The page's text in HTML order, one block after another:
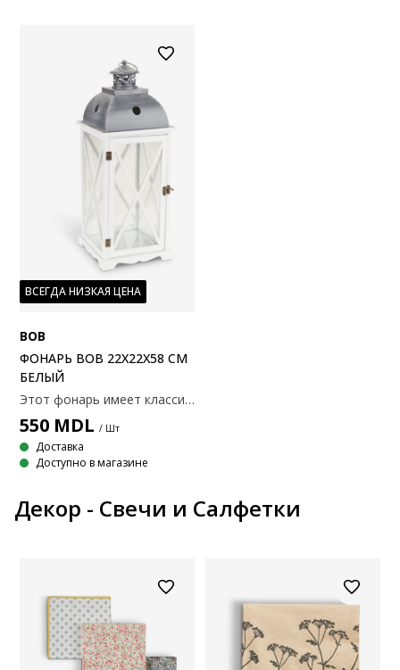
ВСЕГДА НИЗКАЯ ЦЕНА
BOB
ФОНАРЬ BOB 22Х22X58 СМ
БЕЛЫЙ
Этот фонарь имеет классическую белую раму со стеклянными панелями, дополненную декоративной серой металлической крышкой. Откройте дверцу, чтобы поставить свечу внутрь фонаря для создания теплой и уютной атмосферы. 22x22x58 см
550 MDL / Шт
Доставка
Доступно в магазине
Декор - Свечи и Салфетки